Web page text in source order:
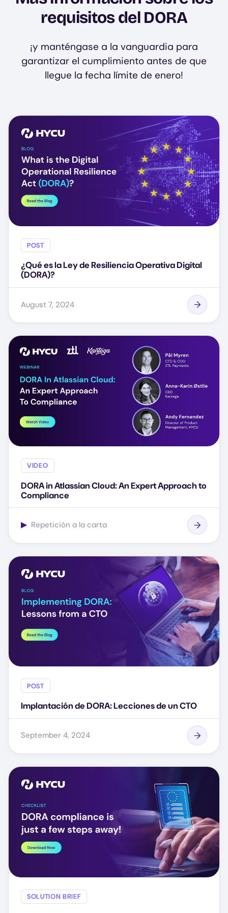
requisitos del DORA
¡y manténgase a la vanguardia para
garantizar el cumplimiento antes de que
llegue la fecha límite de enero!
POST
¿Qué es la Ley de Resiliencia Operativa Digital
(DORA)?
August 7, 2024
VIDEO
DORA in Atlassian Cloud: An Expert Approach to
Compliance
▶ Repetición a la carta
POST
Implantación de DORA: Lecciones de un CTO
September 4, 2024
SOLUTION BRIEF